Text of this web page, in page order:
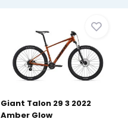
Giant Talon 29 3 2022
Amber Glow